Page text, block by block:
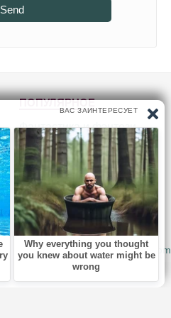
Send
ПОПУЛЯРНОЕ
Фантастика и фэнтези
Детективы, триллеры
Для детей
Роман, проза
Приключения
Юмор, сатира
© 2010-2026Audiobook-mp3.com